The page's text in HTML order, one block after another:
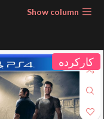
Show column
فروخته شده
کارکرده